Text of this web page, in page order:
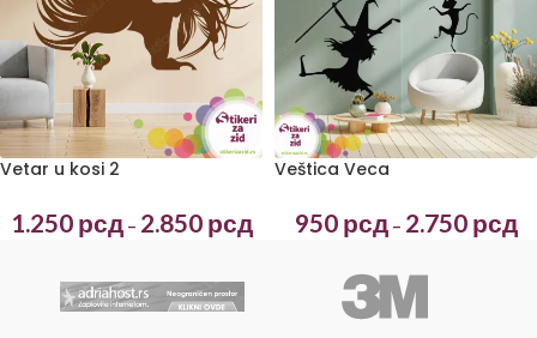
Vetar u kosi 2
1.250 рсд – 2.850 рсд
Veštica Veca
950 рсд – 2.750 рсд